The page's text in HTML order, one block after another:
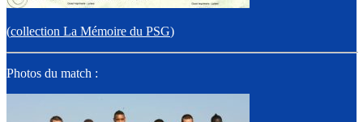
(collection La Mémoire du PSG)
Photos du match :